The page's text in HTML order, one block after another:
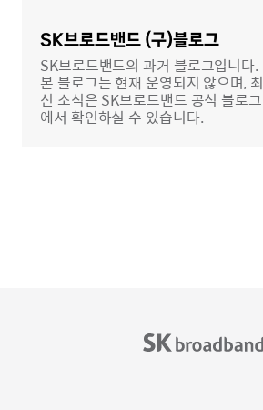
SK브로드밴드 (구)블로그
SK브로드밴드의 과거 블로그입니다.
본 블로그는 현재 운영되지 않으며, 최
신 소식은 SK브로드밴드 공식 블로그
에서 확인하실 수 있습니다.